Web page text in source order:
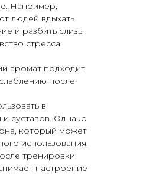
Например,
людей вдыхать
и разбить слизь.
стресса,
аромат подходит
после
в
суставов. Однако
который может
использования.
тренировки.
настроение